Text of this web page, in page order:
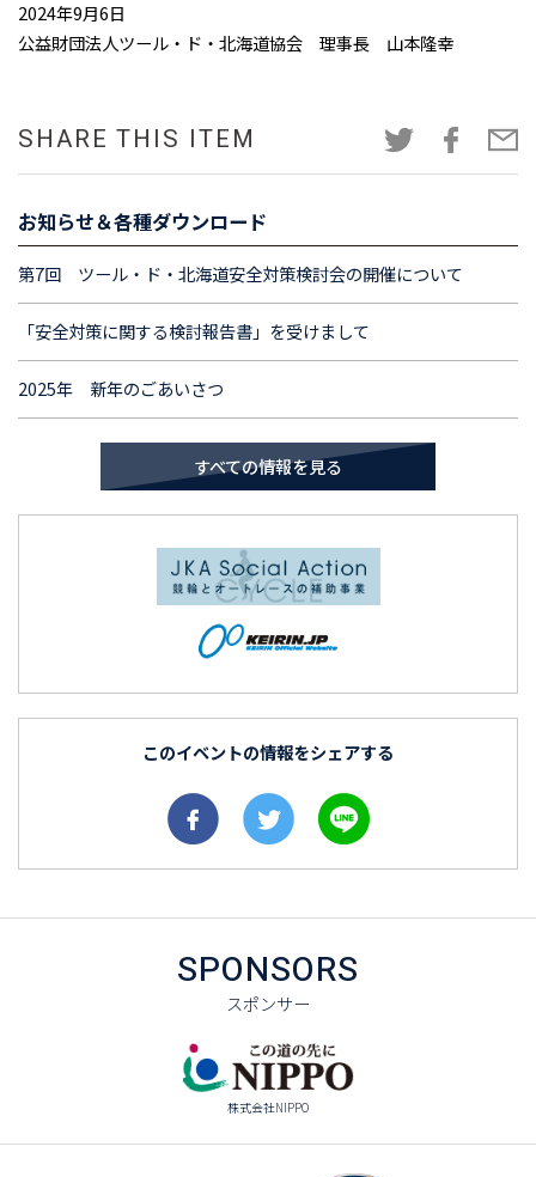
2024年9月6日
公益財団法人ツール・ド・北海道協会 理事長 山本隆幸
SHARE THIS ITEM
お知らせ＆各種ダウンロード
第7回 ツール・ド・北海道安全対策検討会の開催について
「安全対策に関する検討報告書」を受けまして
2025年 新年のごあいさつ
すべての情報を見る
このイベントの情報をシェアする
SPONSORS
スポンサー
株式会社NIPPO